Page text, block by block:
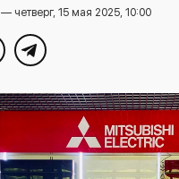
— четверг, 15 мая 2025, 10:00